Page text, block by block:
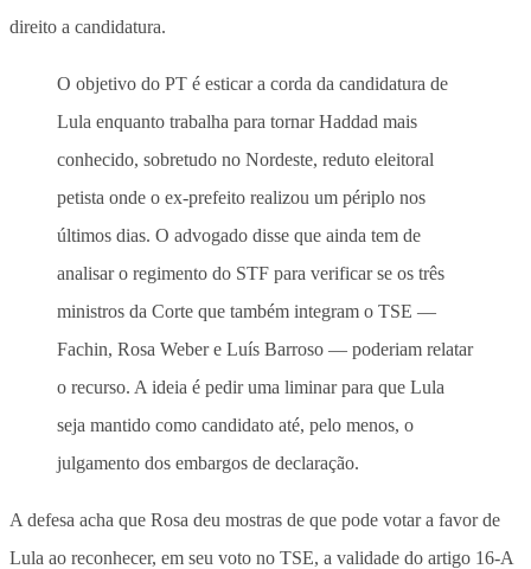
direito a candidatura.
O objetivo do PT é esticar a corda da candidatura de
Lula enquanto trabalha para tornar Haddad mais
conhecido, sobretudo no Nordeste, reduto eleitoral
petista onde o ex-prefeito realizou um périplo nos
últimos dias. O advogado disse que ainda tem de
analisar o regimento do STF para verificar se os três
ministros da Corte que também integram o TSE —
Fachin, Rosa Weber e Luís Barroso — poderiam relatar
o recurso. A ideia é pedir uma liminar para que Lula
seja mantido como candidato até, pelo menos, o
julgamento dos embargos de declaração.
A defesa acha que Rosa deu mostras de que pode votar a favor de
Lula ao reconhecer, em seu voto no TSE, a validade do artigo 16-A